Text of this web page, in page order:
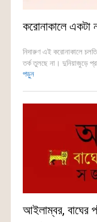
করোনাকালে একটা
নিদারুণ এই করোনাকালে
তর্ক তুলছে না। দুনিয়াজুড়ে
পড়ুন
আইলাম্বর, বাঘের